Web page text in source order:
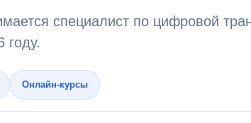
специалист по цифровой
году.
Онлайн-курсы